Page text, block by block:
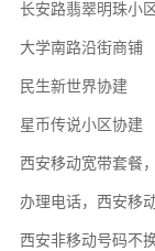
长安路翡翠明珠小区
大学南路沿街商铺
民生新世界协建
星币传说小区协建
西安移动宽带套餐
办理电话，西安移
西安非移动号码不